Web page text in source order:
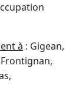
à : Gigean,